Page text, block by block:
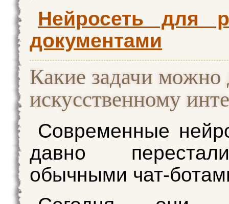
Нейросеть для
документами
Какие задачи можно
искусственному
Современные
давно
обычными чат-